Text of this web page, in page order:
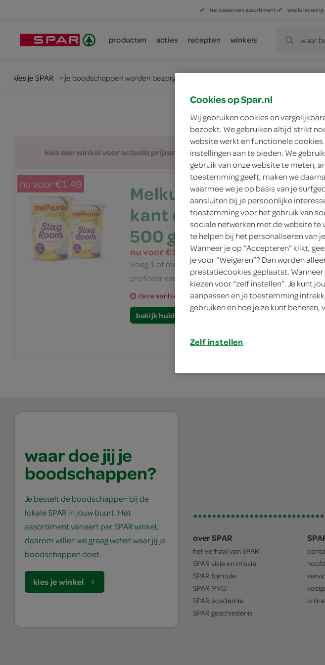
het beste vers assortiment snelle levering
producten acties recepten winkels waar
kies je SPAR je boodschappen worden bezorgd door de SPAR in jouw buurt
kies een winkel voor actuele prijzen en assortiment
nu voor €1.49
Melkunie slagroom
kant en klaar beker
500 gram
nu voor €1.49
Voeg 1 of meer producten aan je mandje toe en
profiteer van de lage prijs.
deze aanbieding is verlopen
bekijk huidige aanbiedingen
waar doe jij je
boodschappen?
Je bestelt de boodschappen bij de
lokale SPAR in jouw buurt. Het
assortiment varieert per SPAR winkel,
daarom willen we graag weten waar jij je
boodschappen doet.
kies je winkel
over SPAR
het verhaal van SPAR
SPAR visie en missie
SPAR formule
SPAR MVO
SPAR academie
SPAR geschiedenis
Cookies op Spar.nl
Wij gebruiken cookies en
bezoekt. We gebruiken altijd strikt
website werkt en functionele
instellingen aan te bieden. We
gebruik van onze website te meten,
toestemming geeft, maken we
waarmee we je op basis van je
aansluiten bij je persoonlijke
toestemming voor het gebruik van
sociale netwerken met de website
te helpen bij het personaliseren van
Wanneer je op “Accepteren” klikt,
je voor “Weigeren”? Dan worden
prestatiecookies geplaatst.
kiezen voor “zelf instellen”. Je kunt
aanpassen en je toestemming
gebruiken en hoe je ze kunt
Zelf instellen